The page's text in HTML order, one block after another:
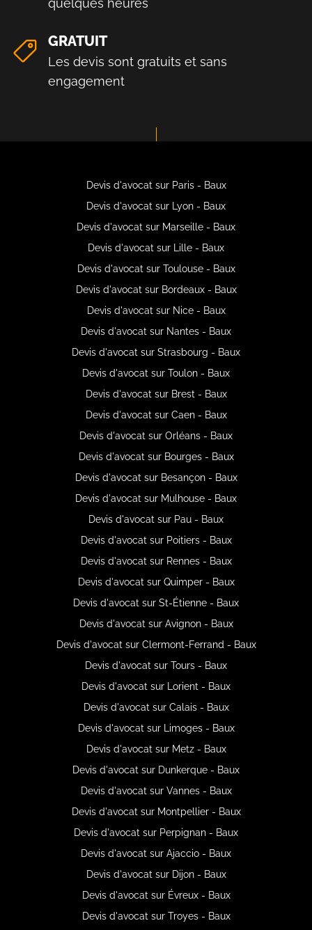
quelques heures
GRATUIT
Les devis sont gratuits et sans
engagement
Devis d'avocat sur Paris - Baux
Devis d'avocat sur Lyon - Baux
Devis d'avocat sur Marseille - Baux
Devis d'avocat sur Lille - Baux
Devis d'avocat sur Toulouse - Baux
Devis d'avocat sur Bordeaux - Baux
Devis d'avocat sur Nice - Baux
Devis d'avocat sur Nantes - Baux
Devis d'avocat sur Strasbourg - Baux
Devis d'avocat sur Toulon - Baux
Devis d'avocat sur Brest - Baux
Devis d'avocat sur Caen - Baux
Devis d'avocat sur Orléans - Baux
Devis d'avocat sur Bourges - Baux
Devis d'avocat sur Besançon - Baux
Devis d'avocat sur Mulhouse - Baux
Devis d'avocat sur Pau - Baux
Devis d'avocat sur Poitiers - Baux
Devis d'avocat sur Rennes - Baux
Devis d'avocat sur Quimper - Baux
Devis d'avocat sur St-Étienne - Baux
Devis d'avocat sur Avignon - Baux
Devis d'avocat sur Clermont-Ferrand - Baux
Devis d'avocat sur Tours - Baux
Devis d'avocat sur Lorient - Baux
Devis d'avocat sur Calais - Baux
Devis d'avocat sur Limoges - Baux
Devis d'avocat sur Metz - Baux
Devis d'avocat sur Dunkerque - Baux
Devis d'avocat sur Vannes - Baux
Devis d'avocat sur Montpellier - Baux
Devis d'avocat sur Perpignan - Baux
Devis d'avocat sur Ajaccio - Baux
Devis d'avocat sur Dijon - Baux
Devis d'avocat sur Évreux - Baux
Devis d'avocat sur Troyes - Baux